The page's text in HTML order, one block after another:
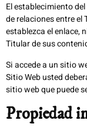
El establecimiento
de relaciones entre el
establezca el enlace,
Titular de sus
Si accede a un sitio
Sitio Web usted
sitio web que puede
Propiedad